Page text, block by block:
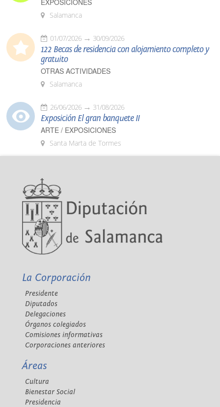
EXPOSICIONES
Salamanca
01/07/2026 30/09/2026
122 Becas de residencia con alojamiento completo y
gratuito
OTRAS ACTIVIDADES
Salamanca
26/06/2026 31/08/2026
Exposición El gran banquete II
ARTE / EXPOSICIONES
Santa Marta de Tormes
La Corporación
Presidente
Diputados
Delegaciones
Órganos colegiados
Comisiones informativas
Corporaciones anteriores
Áreas
Cultura
Bienestar Social
Presidencia